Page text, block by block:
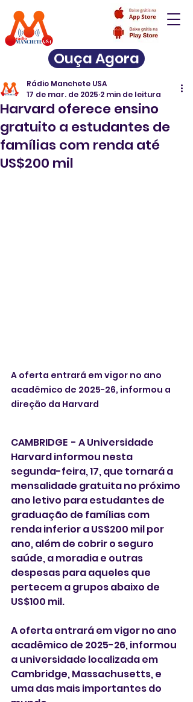
Ouça Agora
Harvard oferece ensino
gratuito a estudantes de
famílias com renda até
US$200 mil
Rádio Manchete USA
17 de mar. de 2025 2 min de leitura
A oferta entrará em vigor no ano
acadêmico de 2025-26, informou a
direção da Harvard
CAMBRIDGE  - A Universidade
Harvard informou nesta
segunda-feira, 17, que tornará a
mensalidade gratuita no próximo
ano letivo para estudantes de
graduação de famílias com
renda inferior a US$200 mil por
ano, além de cobrir o seguro
saúde, a moradia e outras
despesas para aqueles que
pertecem a grupos abaixo de
US$100 mil.
A oferta entrará em vigor no ano
acadêmico de 2025-26, informou
a universidade localizada em
Cambridge, Massachusetts, e
uma das mais importantes do